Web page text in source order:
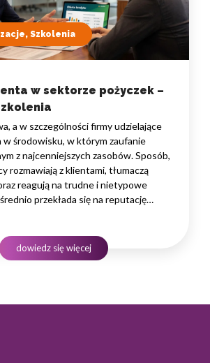
Szkolenia
w sektorze pożyczek –
a w szczególności firmy udzielające
w środowisku, w którym zaufanie
z najcenniejszych zasobów. Sposób,
rozmawiają z klientami, tłumaczą
reagują na trudne i nietypowe
przekłada się na reputację
także rozwiniętych kompetencji
empatii…
dowiedz się więcej